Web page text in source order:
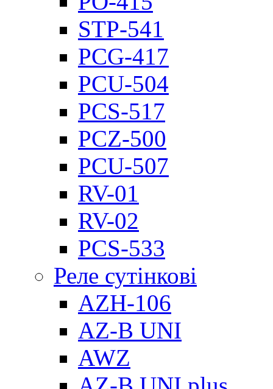
STP-541
PCG-417
PCU-504
PCS-517
PCZ-500
PCU-507
RV-01
RV-02
PCS-533
Реле сутінкові
AZH-106
AZ-B UNI
AWZ